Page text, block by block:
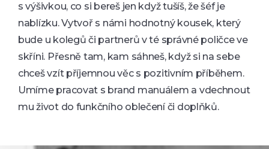
s výšivkou, co si bereš jen když tušíš, že šéf je
nablízku. Vytvoř s námi hodnotný kousek, který
bude u kolegů či partnerů v té správné poličce ve
skříni. Přesně tam, kam sáhneš, když si na sebe
chceš vzít příjemnou věc s pozitivním příběhem.
Umíme pracovat s brand manuálem a vdechnout
mu život do funkčního oblečení či doplňků.